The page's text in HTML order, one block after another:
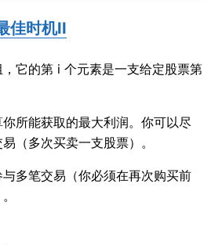
佳时机II
它的第 i 个元素是一支给定股票第
所能获取的最大利润。你可以尽
（多次买卖一支股票）。
多笔交易（你必须在再次购买前